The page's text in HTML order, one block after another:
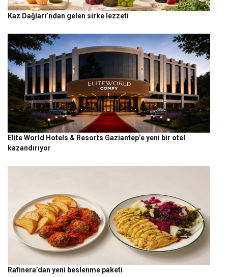
Kaz Dağları’ndan gelen sirke lezzeti
Elite World Hotels & Resorts Gaziantep’e yeni bir otel
kazandırıyor
Rafinera’dan yeni beslenme paketi